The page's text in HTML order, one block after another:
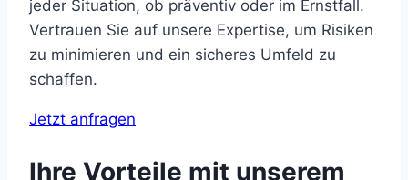
jeder Situation, ob präventiv oder im Ernstfall.
Vertrauen Sie auf unsere Expertise, um Risiken
zu minimieren und ein sicheres Umfeld zu
schaffen.
Jetzt anfragen
Ihre Vorteile mit unserem